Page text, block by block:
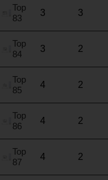
Top
83
3 3
Top
84
3 2
Top
85
4 2
Top
86
4 2
Top
87
4 2